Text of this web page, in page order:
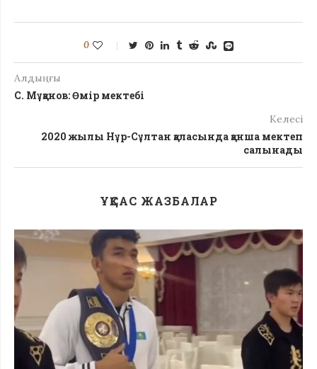
0
Алдыңғы
С. Мұқанов: Өмір мектебі
Келесі
2020 жылы Нұр-Сұлтан қаласында қанша мектеп
салынады
ҰҚСАС ЖАЗБАЛАР